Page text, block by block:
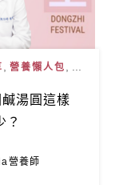
營養懶人包
湯圓這樣
？
營養師